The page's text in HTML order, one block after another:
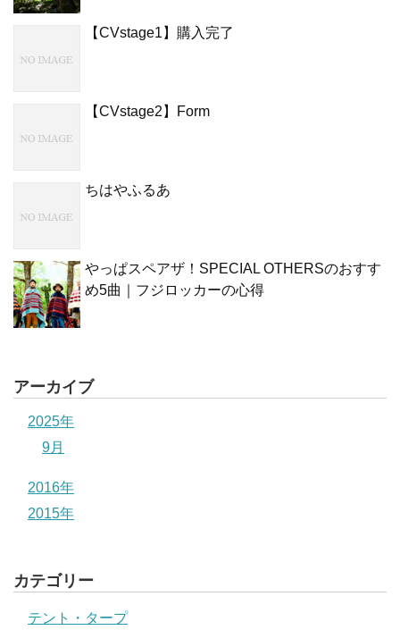
【CVstage1】購入完了
【CVstage2】Form
ちはやふるあ
やっぱスペアザ！SPECIAL OTHERSのおすす
め5曲｜フジロッカーの心得
アーカイブ
2025年
9月
2016年
2015年
カテゴリー
テント・タープ